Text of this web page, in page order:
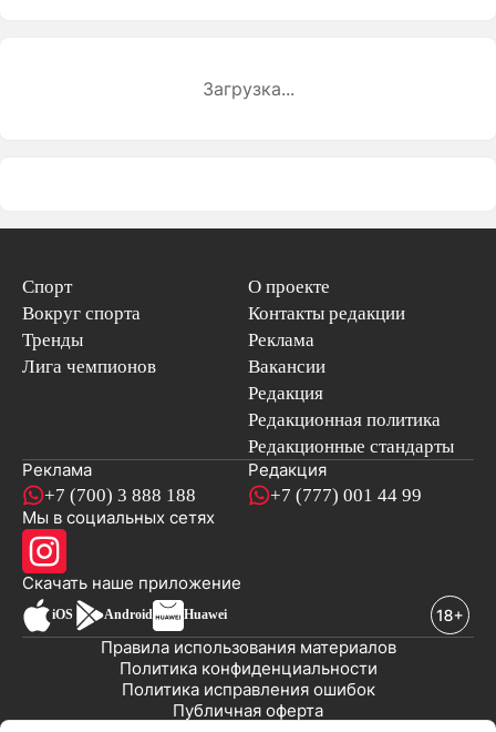
Загрузка...
Спорт
Вокруг спорта
Тренды
Лига чемпионов
О проекте
Контакты редакции
Реклама
Вакансии
Редакция
Редакционная политика
Редакционные стандарты
Реклама
+7 (700) 3 888 188
Редакция
+7 (777) 001 44 99
Мы в социальных сетях
Скачать наше приложениеновостей
iOS Android Huawei
Публичная оферта
Политика исправления ошибок
Политика конфиденциальности
Правила использования материалов